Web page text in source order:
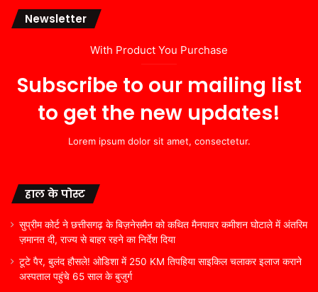
Newsletter
With Product You Purchase
Subscribe to our mailing list
to get the new updates!
Lorem ipsum dolor sit amet, consectetur.
हाल के पोस्ट
सुप्रीम कोर्ट ने छत्तीसगढ़ के बिज़नेसमैन को कथित मैनपावर कमीशन घोटाले में अंतरिम
ज़मानत दी, राज्य से बाहर रहने का निर्देश दिया
टूटे पैर, बुलंद हौसले! ओडिशा में 250 KM तिपहिया साइकिल चलाकर इलाज कराने
अस्पताल पहुंचे 65 साल के बुजुर्ग